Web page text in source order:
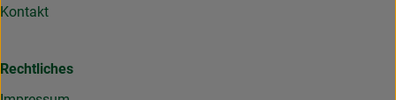
Kontakt
Rechtliches